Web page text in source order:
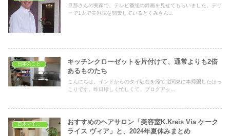
旦那さんの実家で、テレビ番組の録画を見せてもらいました。デリ
ーで1人で美容院を開業しているとくみさん...
日本のこと
キッチンクローゼットを片付けて、通常よりも2倍
あるものたち
こんにちは。インドからのタイ駐在を経て北関東に本帰国したほっ
こりです。昨日珍しく忙しくて、ブログアッ...
日本で子育て
おすすめのヘアサロン「美容室K.Kreis Via ケーク
ライス ヴィア」と、2024年夏休みまとめ